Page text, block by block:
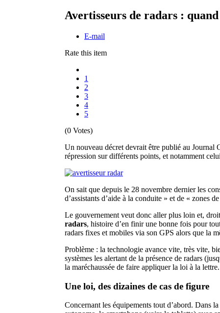
Avertisseurs de radars :
E-mail
Rate this item
1
2
3
4
5
(0 Votes)
Un nouveau décret devrait être publié au Journal
répression sur différents points, et notamment
On sait que depuis le 28 novembre dernier les
d’assistants d’aide à la conduite » et de « zones
Le gouvernement veut donc aller plus loin et,
radars, histoire d’en finir une bonne fois pour
radars fixes et mobiles via son GPS alors que la
Problème : la technologie avance vite, très vite,
systèmes les alertant de la présence de radars
la maréchaussée de faire appliquer la loi à la
Une loi, des dizaines de cas de figure
Concernant les équipements tout d’abord. Dans